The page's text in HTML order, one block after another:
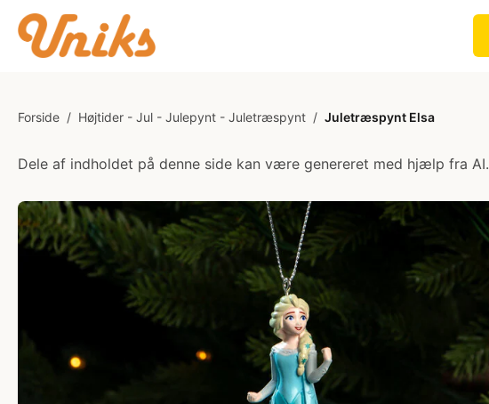
Forside / Højtider - Jul - Julepynt - Juletræspynt / Juletræspynt Elsa
Dele af indholdet på denne side kan være genereret med hjælp fra AI.